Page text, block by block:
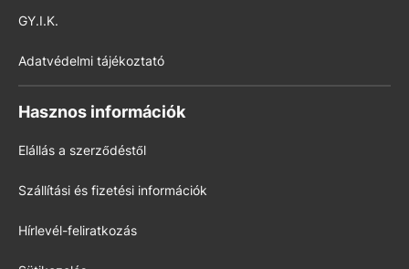
GY.I.K.
Adatvédelmi tájékoztató
Hasznos információk
Elállás a szerződéstől
Szállítási és fizetési információk
Hírlevél-feliratkozás